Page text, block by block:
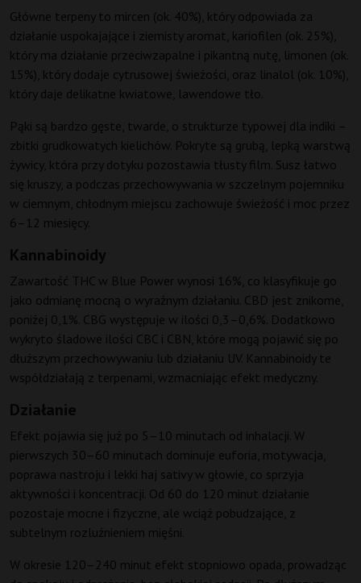
Główne terpeny to mircen (ok. 40%), który odpowiada za
działanie uspokajające i ziemisty aromat, kariofilen (ok. 25%),
który ma działanie przeciwzapalne i pikantną nutę, limonen (ok.
15%), który dodaje cytrusowej świeżości, oraz linalol (ok. 10%),
który daje delikatne kwiatowe, lawendowe tło.
Pąki są bardzo gęste, twarde, o strukturze typowej dla indiki –
zbitki grudkowatych kielichów. Pokryte są grubą, lepką warstwą
żywicy, która przy dotyku pozostawia tłusty film. Susz łatwo
się kruszy, a podczas przechowywania w szczelnym pojemniku
w ciemnym, chłodnym miejscu zachowuje świeżość i moc przez
6–12 miesięcy.
Kannabinoidy
Zawartość THC w Blue Power wynosi 16%, co klasyfikuje go
jako odmianę mocną o wyraźnym działaniu. CBD jest znikome,
poniżej 0,1%. CBG występuje w ilości 0,3–0,6%. Dodatkowo
wykryto śladowe ilości CBC i CBN, które mogą pojawić się po
dłuższym przechowywaniu lub działaniu UV. Kannabinoidy te
współdziałają z terpenami, wzmacniając efekt medyczny.
Działanie
Efekt pojawia się już po 5–10 minutach od inhalacji. W
pierwszych 30–60 minutach dominuje euforia, motywacja,
poprawa nastroju i lekki haj sativy w głowie, co sprzyja
aktywności i koncentracji. Od 60 do 120 minut działanie
pozostaje mocne i fizyczne, ale wciąż pobudzające, z
subtelnym rozluźnieniem mięśni.
W okresie 120–240 minut efekt stopniowo opada, prowadząc